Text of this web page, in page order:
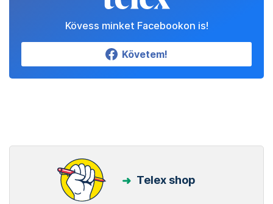
Kövess minket Facebookon is!
Követem!
Telex shop